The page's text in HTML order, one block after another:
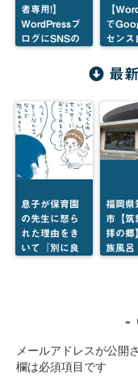
者専用!】
WordPressブ
ログにSNSの
る方法
【
で
センス
ない
と解決
最
息子が保育園
の先生に怒ら
れた理由をき
いて『別に良
福岡県
市【筑
拝の郷
族風呂
-
メールアドレスが公開
欄は必須項目です